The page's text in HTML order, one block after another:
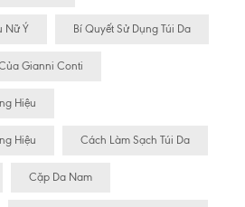
Nữ Ý Bí Quyết Sử Dụng Túi Da
Gianni Conti
Hiệu
Hiệu Cách Làm Sạch Túi Da
Cặp Da Nam